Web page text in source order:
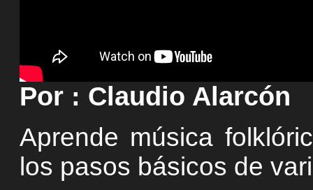
Por : Claudio Alarcón
Aprende música
los pasos básicos de